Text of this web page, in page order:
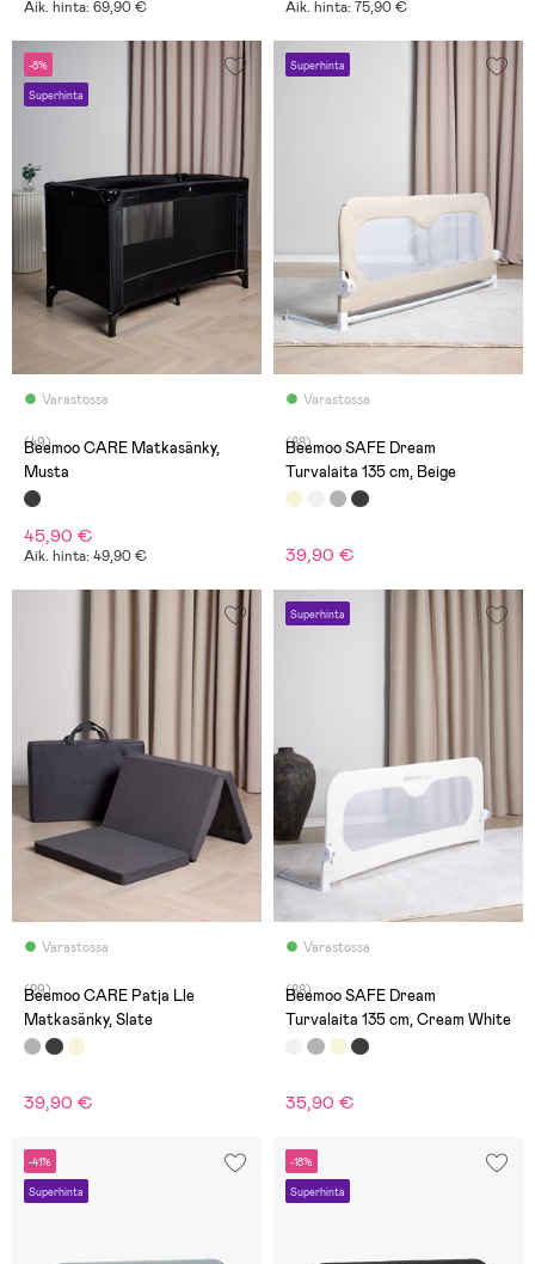
Aik. hinta: 69,90 € Aik. hinta: 75,90 €
-8%
Superhinta
Varastossa
(49)
Beemoo CARE Matkasänky,
Musta
45,90 €
Aik. hinta: 49,90 €
Superhinta
Varastossa
(88)
Beemoo SAFE Dream
Turvalaita 135 cm, Beige
39,90 €
Varastossa
(29)
Beemoo CARE Patja Lle
Matkasänky, Slate
39,90 €
Superhinta
Varastossa
(88)
Beemoo SAFE Dream
Turvalaita 135 cm, Cream White
35,90 €
-41%
Superhinta
-18%
Superhinta